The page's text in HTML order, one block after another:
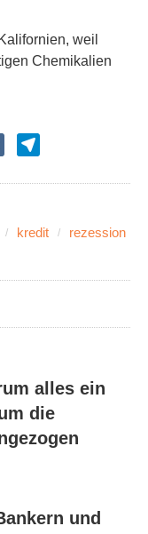
weil
Chemikalien
kredit
rezession
alles ein
die
und